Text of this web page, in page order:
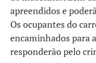
apreendidos e
Os ocupantes do
encaminhados para
responderão pelo